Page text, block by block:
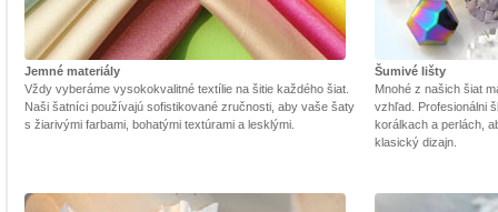
Jemné materiály
Vždy vyberáme vysokokvalitné textílie na šitie každého šiat.
Naši šatníci používajú sofistikované zručnosti, aby vaše šaty
s žiarivými farbami, bohatými textúrami a lesklými.
Šumivé lišty
Mnohé z našich šiat
vzhľad. Profesionálni
korálkach a perlách,
klasický dizajn.